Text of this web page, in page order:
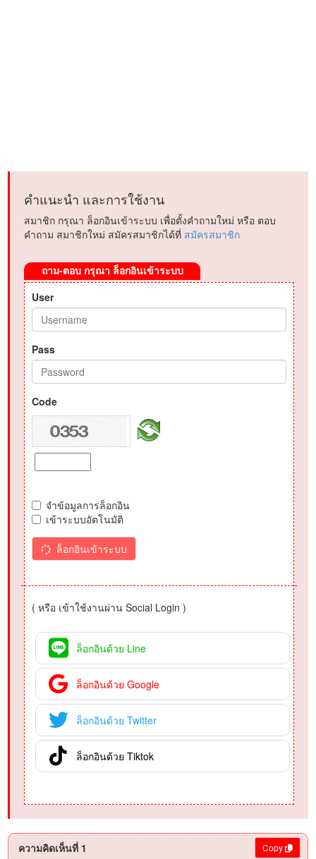
คำแนะนำ และการใช้งาน
สมาชิก กรุณา ล็อกอินเข้าระบบ เพื่อตั้งคำถามใหม่ หรือ ตอบ
คำถาม สมาชิกใหม่ สมัครสมาชิกได้ที่ สมัครสมาชิก
ถาม-ตอบ กรุณา ล็อกอินเข้าระบบ
User
Pass
Code
จำข้อมูลการล็อกอิน
เข้าระบบอัตโนมัติ
ล็อกอินเข้าระบบ
( หรือ เข้าใช้งานผ่าน Social Login )
ล็อกอินด้วย Line
ล็อกอินด้วย Google
ล็อกอินด้วย Twitter
ล็อกอินด้วย Tiktok
ความคิดเห็นที่ 1 Copy